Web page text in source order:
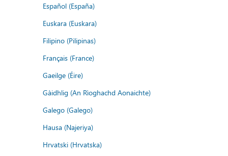
Español (España)
Euskara (Euskara)
Filipino (Pilipinas)
Français (France)
Gaeilge (Éire)
Gàidhlig (An Rìoghachd Aonaichte)
Galego (Galego)
Hausa (Najeriya)
Hrvatski (Hrvatska)